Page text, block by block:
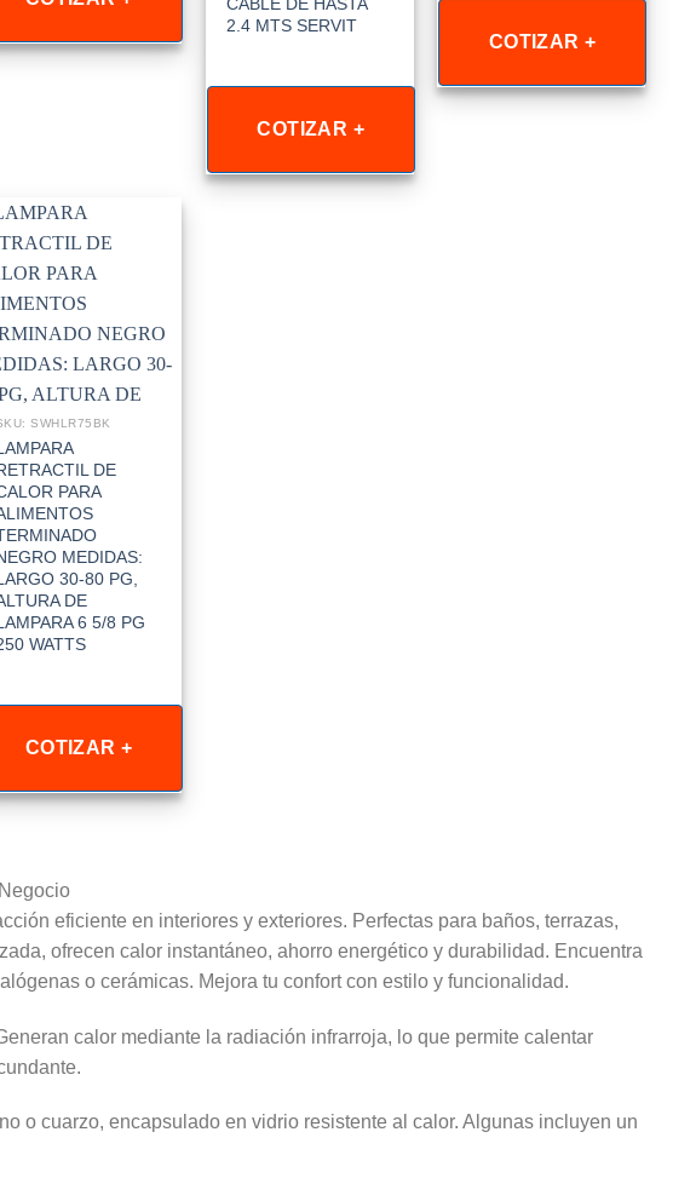
2.4 MTS SERVIT
COTIZAR +
COTIZAR +
SWHLR75BK
DE
PARA
MEDIDAS:
30-80 PG,
DE
6 5/8 PG
WATTS
COTIZAR +
eficiente en interiores y exteriores. Perfectas para baños, terrazas,
ofrecen calor instantáneo, ahorro energético y durabilidad. Encuentra
o cerámicas. Mejora tu confort con estilo y funcionalidad.
calor mediante la radiación infrarroja, lo que permite calentar
o cuarzo, encapsulado en vidrio resistente al calor. Algunas incluyen un